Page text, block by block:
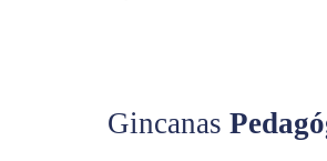
Gincanas